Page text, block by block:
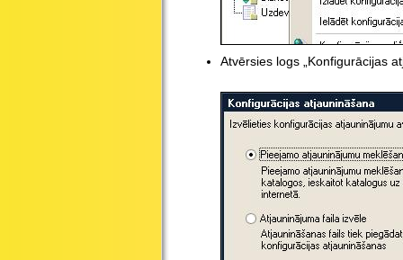
Atvērsies logs „Konfigurācijas